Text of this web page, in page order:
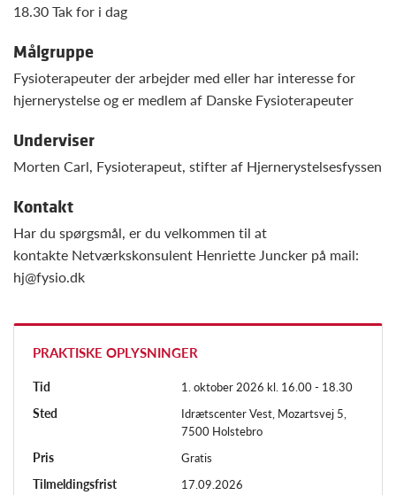
18.30 Tak for i dag
Målgruppe
Fysioterapeuter der arbejder med eller har interesse for
hjernerystelse og er medlem af Danske Fysioterapeuter
Underviser
Morten Carl, Fysioterapeut, stifter af Hjernerystelsesfyssen
Kontakt
Har du spørgsmål, er du velkommen til at
kontakte Netværkskonsulent Henriette Juncker på mail:
hj@fysio.dk
PRAKTISKE OPLYSNINGER
Tid 1. oktober 2026 kl. 16.00 - 18.30
Sted
Idrætscenter Vest, Mozartsvej 5,
7500 Holstebro
Pris Gratis
Tilmeldingsfrist 17.09.2026